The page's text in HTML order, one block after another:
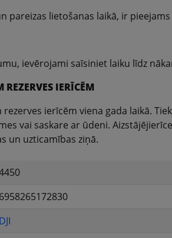
pareizas lietošanas laikā, ir
ievērojami saīsiniet laiku līdz
IERĪCĒM
rezerves ierīcēm viena gada laikā.
vai saskare ar ūdeni.
un uzticamības ziņā.
6958265172830
DJI